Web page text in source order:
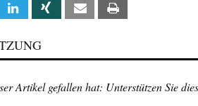
Twitter Linkedin Xing Email
Artikel gefallen hat: Unterstützen Sie